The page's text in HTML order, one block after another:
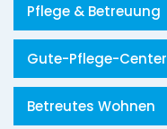
Pflege & Betreuung
Gute-Pflege-Center
Betreutes Wohnen